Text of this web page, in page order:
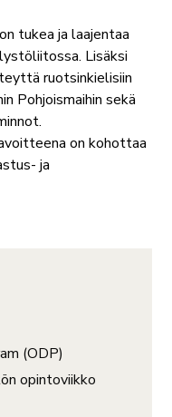
tukea ja laajentaa
Lisäksi
ruotsinkielisiin
Pohjoismaihin sekä
on kohottaa
ja
(ODP)
opintoviikko